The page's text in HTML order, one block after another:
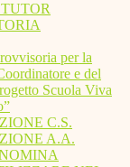
per la
e del
Scuola Viva
C.S.
A.A.